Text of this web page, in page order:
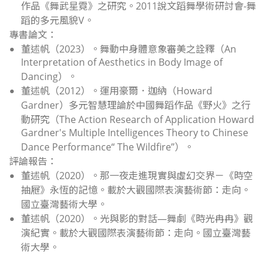
作品《舞武星霓》之研究 。2011說文蹈舞學術研討會-舞
蹈的多元風貌V。
專書論文：
董述帆（2023）。 舞動中身體意象審美之詮釋（An
Interpretation of Aesthetics in Body Image of
Dancing）
。
董述帆（2012）。 運用豪爾．迦納（Howard
Gardner）多元智慧理論於中國舞蹈作品《野火》之行
動研究（The Action Research of Application Howard
Gardner's Multiple Intelligences Theory to Chinese
Dance Performance“The Wildfire”）
。
評論報告：
董述帆（2020）。那一夜走進現實與虛幻交界－《時空
抽屜》永恆的記憶。載於大觀國際表演藝術節：走向 。
國立臺灣藝術大學。
董述帆（2020）。光與影的對話—舞劇《時光冉冉》觀
演紀實。載於大觀國際表演藝術節：走向 。國立臺灣藝
術大學。